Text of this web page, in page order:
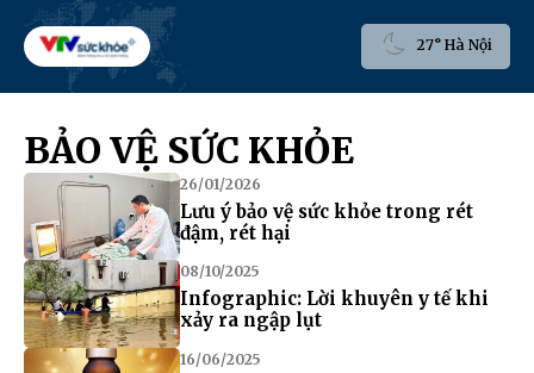
27° Hà Nội
BẢO VỆ SỨC KHỎE
26/01/2026
Lưu ý bảo vệ sức khỏe trong rét
đậm, rét hại
08/10/2025
Infographic: Lời khuyên y tế khi
xảy ra ngập lụt
16/06/2025